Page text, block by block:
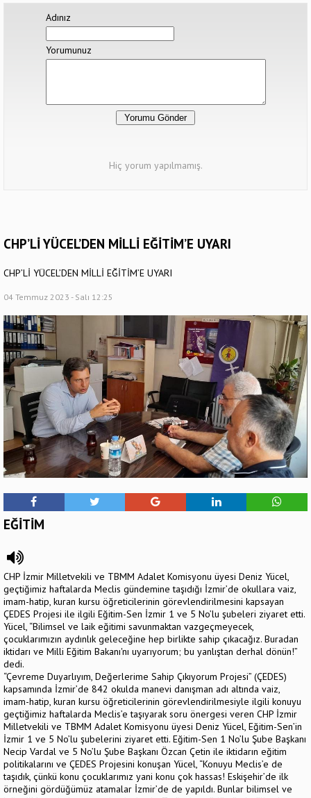
Adınız
Yorumunuz
Hiç yorum yapılmamış.
CHP’Lİ YÜCEL’DEN MİLLİ EĞİTİM’E UYARI
CHP’Lİ YÜCEL’DEN MİLLİ EĞİTİM’E UYARI
04 Temmuz 2023 - Salı 12:25
EĞİTİM
CHP İzmir Milletvekili ve TBMM Adalet Komisyonu üyesi Deniz Yücel,
geçtiğimiz haftalarda Meclis gündemine taşıdığı İzmir’de okullara vaiz,
imam-hatip, kuran kursu öğreticilerinin görevlendirilmesini kapsayan
ÇEDES Projesi ile ilgili Eğitim-Sen İzmir 1 ve 5 No’lu şubeleri ziyaret etti.
Yücel, “Bilimsel ve laik eğitimi savunmaktan vazgeçmeyecek,
çocuklarımızın aydınlık geleceğine hep birlikte sahip çıkacağız. Buradan
iktidarı ve Milli Eğitim Bakanı'nı uyarıyorum; bu yanlıştan derhal dönün!”
dedi.
“Çevreme Duyarlıyım, Değerlerime Sahip Çıkıyorum Projesi” (ÇEDES)
kapsamında İzmir’de 842 okulda manevi danışman adı altında vaiz,
imam-hatip, kuran kursu öğreticilerinin görevlendirilmesiyle ilgili konuyu
geçtiğimiz haftalarda Meclis’e taşıyarak soru önergesi veren CHP İzmir
Milletvekili ve TBMM Adalet Komisyonu üyesi Deniz Yücel, Eğitim-Sen’in
İzmir 1 ve 5 No’lu şubelerini ziyaret etti. Eğitim-Sen 1 No’lu Şube Başkanı
Necip Vardal ve 5 No’lu Şube Başkanı Özcan Çetin ile iktidarın eğitim
politikalarını ve ÇEDES Projesini konuşan Yücel, “Konuyu Meclis’e de
taşıdık, çünkü konu çocuklarımız yani konu çok hassas! Eskişehir’de ilk
örneğini gördüğümüz atamalar İzmir’de de yapıldı. Bunlar bilimsel ve